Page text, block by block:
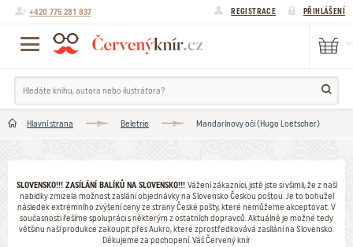
+420 775 281 837 REGISTRACE PŘIHLÁŠENÍ
Hlavní strana Beletrie Mandarínovy oči (Hugo Loetscher)
SLOVENSKO!!! ZASÍLÁNÍ BALÍKŮ NA SLOVENSKO!!! Vážení zákazníci, jistě jste si všimli, že z naší
nabídky zmizela možnost zaslání objednávky na Slovensko Českou poštou. Je to bohužel
následek extrémního zvýšení ceny ze strany České pošty, které nemůžeme akceptovat. V
současnosti řešíme spolupráci s některým z ostatních dopravců. Aktuálně je možné tedy
většinu naší produkce zakoupit přes Aukro, které zprostředkovává zasílání na Slovensko.
Děkujeme za pochopení. Váš Červený knír